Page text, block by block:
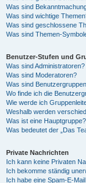
Was sind
Was sind wichtige
Was sind geschlossene
Was sind Themen-
Benutzer-Stufen und
Was sind Administratoren?
Was sind Moderatoren?
Was sind
Wo finde ich die
Wie werde ich
Weshalb werden
Was ist eine Hauptgruppe?
Was bedeutet der „Das
Private Nachrichten
Ich kann keine Privaten
Ich bekomme ständig
Ich habe eine Spam-E-